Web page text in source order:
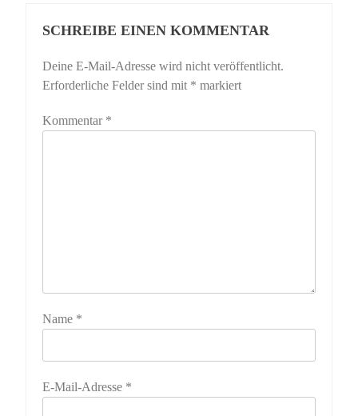
SCHREIBE EINEN KOMMENTAR
Deine E-Mail-Adresse wird nicht veröffentlicht.
Erforderliche Felder sind mit * markiert
Kommentar *
Name *
E-Mail-Adresse *